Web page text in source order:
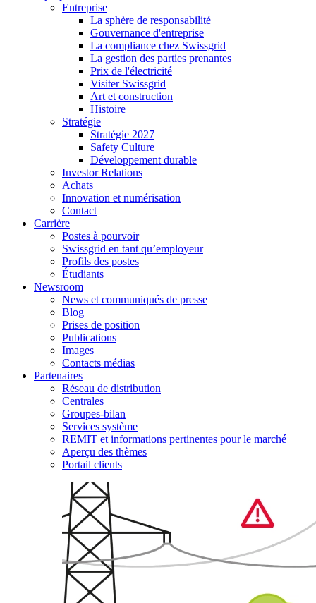
Entreprise
La sphère de responsabilité
Gouvernance d'entreprise
La compliance chez Swissgrid
La gestion des parties prenantes
Prix de l'électricité
Visiter Swissgrid
Art et construction
Histoire
Stratégie
Stratégie 2027
Safety Culture
Développement durable
Investor Relations
Achats
Innovation et numérisation
Contact
Carrière
Postes à pourvoir
Swissgrid en tant qu’employeur
Profils des postes
Étudiants
Newsroom
News et communiqués de presse
Blog
Prises de position
Publications
Images
Contacts médias
Partenaires
Réseau de distribution
Centrales
Groupes-bilan
Services système
REMIT et informations pertinentes pour le marché
Aperçu des thèmes
Portail clients